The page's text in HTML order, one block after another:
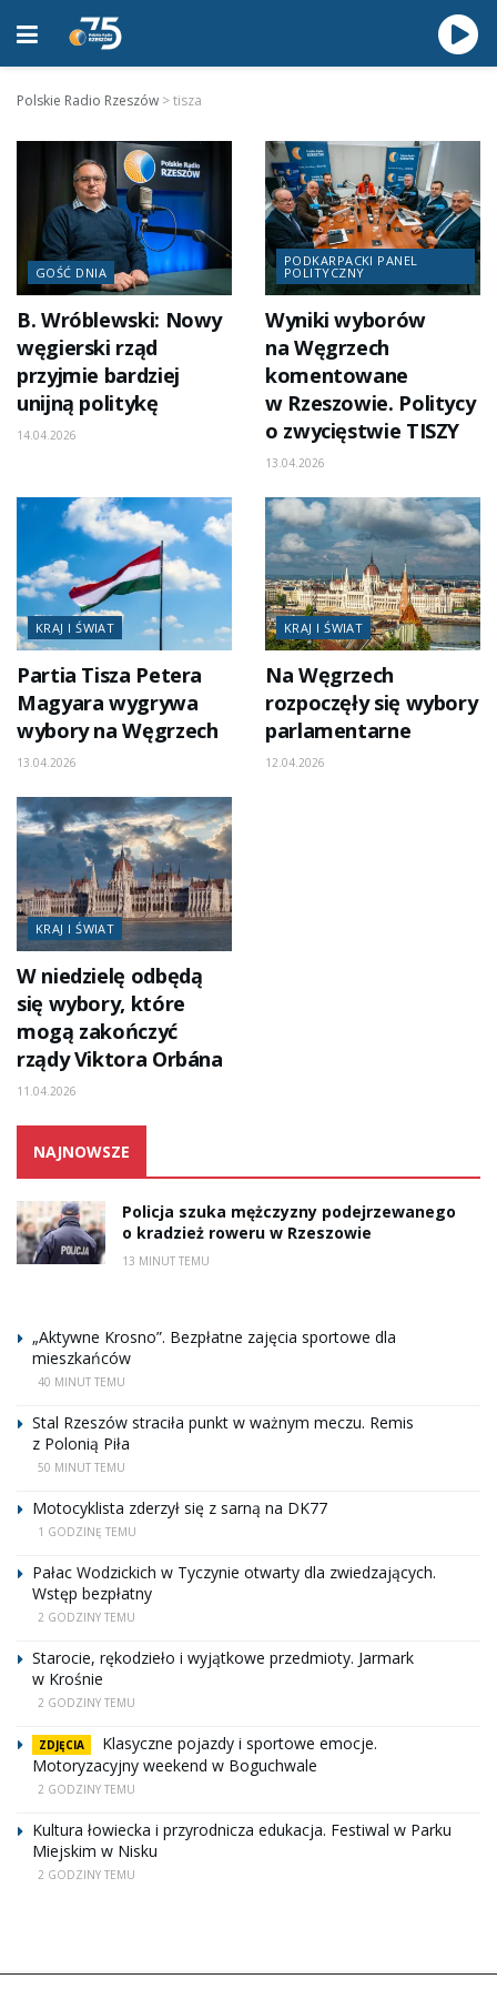
Polskie Radio Rzeszów >tisza
GOŚĆ DNIA
B. Wróblewski: Nowy
węgierski rząd
przyjmie bardziej
unijną politykę
14.04.2026
PODKARPACKI PANEL
POLITYCZNY
Wyniki wyborów
na Węgrzech
komentowane
w Rzeszowie. Politycy
o zwycięstwie TISZY
13.04.2026
KRAJ I ŚWIAT
Partia Tisza Petera
Magyara wygrywa
wybory na Węgrzech
13.04.2026
KRAJ I ŚWIAT
Na Węgrzech
rozpoczęły się wybory
parlamentarne
12.04.2026
KRAJ I ŚWIAT
W niedzielę odbędą
się wybory, które
mogą zakończyć
rządy Viktora Orbána
11.04.2026
NAJNOWSZE
Policja szuka mężczyzny podejrzewanego
o kradzież roweru w Rzeszowie
13 MINUT TEMU
„Aktywne Krosno”. Bezpłatne zajęcia sportowe dla
mieszkańców
40 MINUT TEMU
Stal Rzeszów straciła punkt w ważnym meczu. Remis
z Polonią Piła
50 MINUT TEMU
Motocyklista zderzył się z sarną na DK77
1 GODZINĘ TEMU
Pałac Wodzickich w Tyczynie otwarty dla zwiedzających.
Wstęp bezpłatny
2 GODZINY TEMU
Starocie, rękodzieło i wyjątkowe przedmioty. Jarmark
w Krośnie
2 GODZINY TEMU
ZDJĘCIA
Klasyczne pojazdy i sportowe emocje.
Motoryzacyjny weekend w Boguchwale
2 GODZINY TEMU
Kultura łowiecka i przyrodnicza edukacja. Festiwal w Parku
Miejskim w Nisku
2 GODZINY TEMU